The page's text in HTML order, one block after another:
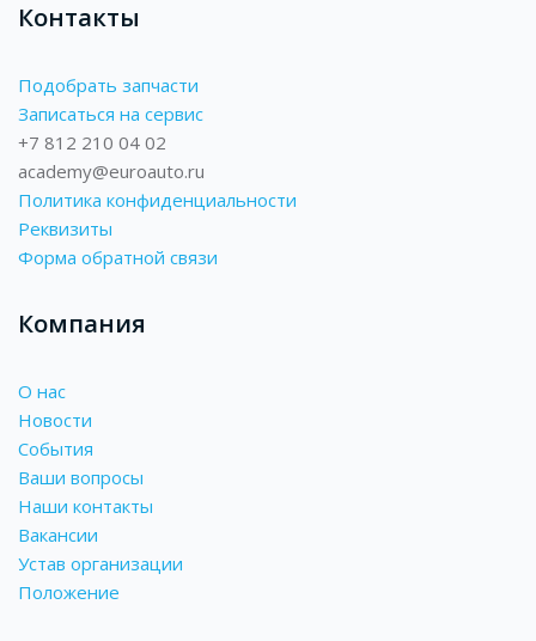
Контакты
Подобрать запчасти
Записаться на сервис
+7 812 210 04 02
academy@euroauto.ru
Политика конфиденциальности
Реквизиты
Форма обратной связи
Компания
О нас
Новости
События
Ваши вопросы
Наши контакты
Вакансии
Устав организации
Положение